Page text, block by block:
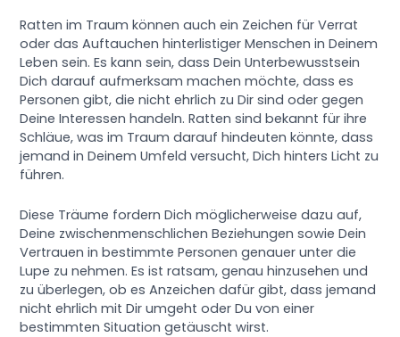
Ratten im Traum können auch ein Zeichen für Verrat
oder das Auftauchen hinterlistiger Menschen in Deinem
Leben sein. Es kann sein, dass Dein Unterbewusstsein
Dich darauf aufmerksam machen möchte, dass es
Personen gibt, die nicht ehrlich zu Dir sind oder gegen
Deine Interessen handeln. Ratten sind bekannt für ihre
Schläue, was im Traum darauf hindeuten könnte, dass
jemand in Deinem Umfeld versucht, Dich hinters Licht zu
führen.
Diese Träume fordern Dich möglicherweise dazu auf,
Deine zwischenmenschlichen Beziehungen sowie Dein
Vertrauen in bestimmte Personen genauer unter die
Lupe zu nehmen. Es ist ratsam, genau hinzusehen und
zu überlegen, ob es Anzeichen dafür gibt, dass jemand
nicht ehrlich mit Dir umgeht oder Du von einer
bestimmten Situation getäuscht wirst.